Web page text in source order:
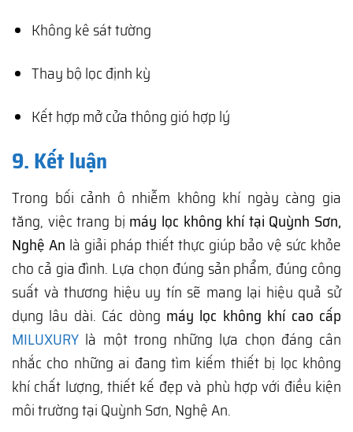
Không kê sát tường
Thay bộ lọc định kỳ
Kết hợp mở cửa thông gió hợp lý
9. Kết luận
Trong bối cảnh ô nhiễm không khí ngày càng gia
tăng, việc trang bị máy lọc không khí tại Quỳnh Sơn,
Nghệ An là giải pháp thiết thực giúp bảo vệ sức khỏe
cho cả gia đình. Lựa chọn đúng sản phẩm, đúng công
suất và thương hiệu uy tín sẽ mang lại hiệu quả sử
dụng lâu dài. Các dòng máy lọc không khí cao cấp
MILUXURY là một trong những lựa chọn đáng cân
nhắc cho những ai đang tìm kiếm thiết bị lọc không
khí chất lượng, thiết kế đẹp và phù hợp với điều kiện
môi trường tại Quỳnh Sơn, Nghệ An.